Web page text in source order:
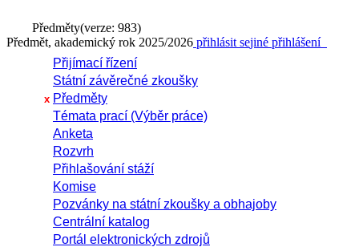
Předměty(verze: 983)
Předmět, akademický rok 2025/2026 přihlásit sejiné přihlášení
Přijímací řízení
Státní závěrečné zkoušky
x Předměty
Témata prací (Výběr práce)
Anketa
Rozvrh
Přihlašování stáží
Komise
Pozvánky na státní zkoušky a obhajoby
Centrální katalog
Portál elektronických zdrojů